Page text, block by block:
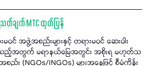
သတ်ချက် MTC ထုတ်ပြန်
အဖွဲ့အစည်းများနှင့် တရားမဝင် ဆေးဝါး
သည့်အတွက် မရာနယ်မြေအတွင်း အစိုးရ မဟုတ်သ
း (NGOs/INGOs) များအနေဖြင့် စီမံကိန်း